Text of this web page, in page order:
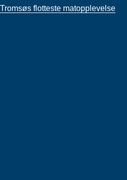
Tromsøs flotteste matopplevelse